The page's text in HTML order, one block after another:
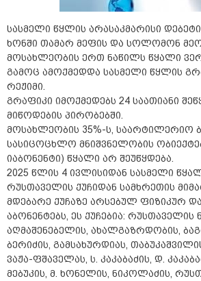
სასმელი წყლის არასაკმარისი
ხონში თამარ მეფის და სოლომონ
მოსახლეობის ერთ ნაწილს წყალი
გამოც ამოქმედდა სასმელი წყლის
რეჟიმი.
გრაფიკი იმოქმედებს 24 საათიანი
მიწოდების პირობებში.
მოსახლეობის 35%-ს, საარტილერიო
სასიცოცხლო მნიშვნელობის
იაბონენტი) წყალი არ შეუწყდება.
2025 წლის 4 ივლისიდან სასმელი
რუსთაველის ქუჩიდან სამხრეთის
მდებარე ქუჩაზე არსებულ ფიზიკურ
აბონენტებს, ეს ქუჩებია: რუსთაველის
აღმაშენებელის, ახალგაზრდობის,
ბერიძის, გამსახურდიას,
ვაჟა-ფშაველას, ს. კაკაბაძის, დ.
მებუკის, მ. ხონელის, ნიკოლაძის,